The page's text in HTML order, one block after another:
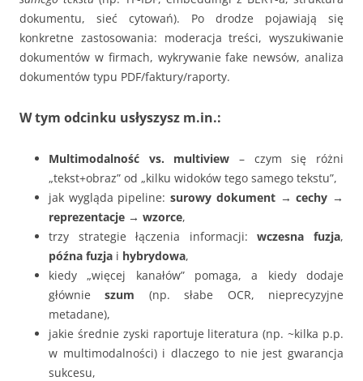
dokumentu, sieć cytowań). Po drodze pojawiają się
konkretne zastosowania: moderacja treści, wyszukiwanie
dokumentów w firmach, wykrywanie fake newsów, analiza
dokumentów typu PDF/faktury/raporty.
W tym odcinku usłyszysz m.in.:
Multimodalność vs. multiview – czym się różni
„tekst+obraz” od „kilku widoków tego samego tekstu”,
jak wygląda pipeline:surowy dokument → cechy →
reprezentacje → wzorce,
trzy strategie łączenia informacji:wczesna fuzja,
późna fuzja i hybrydowa,
kiedy „więcej kanałów” pomaga, a kiedy dodaje
głównieszum (np. słabe OCR, nieprecyzyjne
metadane),
jakie średnie zyski raportuje literatura (np. ~kilka p.p.
w multimodalności) i dlaczego to nie jest gwarancja
sukcesu,